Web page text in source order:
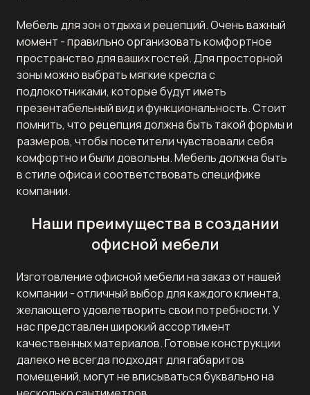
Мебель для зон отдыха и рецепций. Очень важный
момент - правильно организовать комфортное
пространство для ваших гостей. Для просторной
зоны можно выбрать мягкие кресла с
подлокотниками, которые будут иметь
презентабельный вид и функциональность. Стоит
помнить, что рецепция должна быть такой формы и
размеров, чтобы посетители чувствовали себя
комфортно и были довольны. Мебель должна быть
в стиле офиса и соответствовать специфике
компании.
Наши преимущества в создании
офисной мебели
Изготовление офисной мебели на заказ от нашей
компании - отличный выбор для каждого клиента,
желающего удовлетворить свои потребности. У
нас представлен широкий ассортимент
качественных материалов. Готовые конструкции
далеко не всегда подходят для габаритов
помещений, могут не вписываться буквально на